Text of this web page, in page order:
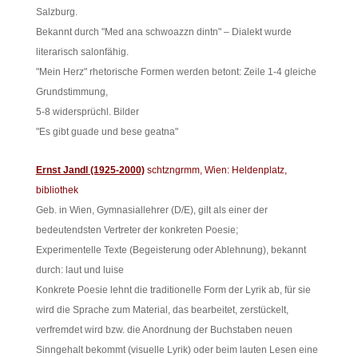
Salzburg.
Bekannt durch "Med ana schwoazzn dintn" – Dialekt wurde
literarisch salonfähig.
"Mein Herz" rhetorische Formen werden betont: Zeile 1-4 gleiche
Grundstimmung,
5-8 widersprüchl. Bilder
"Es gibt guade und bese geatna"
Ernst Jandl (1925-2000)schtzngrmm, Wien: Heldenplatz,
bibliothek
Geb. in Wien, Gymnasiallehrer (D/E), gilt als einer der
bedeutendsten Vertreter der konkreten Poesie;
Experimentelle Texte (Begeisterung oder Ablehnung), bekannt
durch: laut und luise
Konkrete Poesie lehnt die traditionelle Form der Lyrik ab, für sie
wird die Sprache zum Material, das bearbeitet, zerstückelt,
verfremdet wird bzw. die Anordnung der Buchstaben neuen
Sinngehalt bekommt (visuelle Lyrik) oder beim lauten Lesen eine